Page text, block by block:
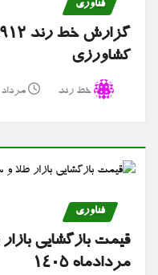
فناوری
کشاورزی
خط رند مرداد ۱۷, ۱۴۰۵
فناوری
مردادماه ۱۴۰۵